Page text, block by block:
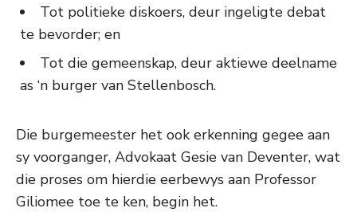
Tot politieke diskoers, deur ingeligte debat
te bevorder; en
Tot die gemeenskap, deur aktiewe deelname
as ‘n burger van Stellenbosch.
Die burgemeester het ook erkenning gegee aan
sy voorganger, Advokaat Gesie van Deventer, wat
die proses om hierdie eerbewys aan Professor
Giliomee toe te ken, begin het.